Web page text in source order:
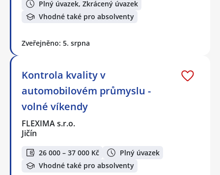
Plný úvazek, Zkrácený úvazek
Vhodné také pro absolventy
Zveřejněno: 5. srpna
Kontrola kvality v
automobilovém průmyslu -
volné víkendy
FLEXIMA s.r.o.
Jičín
26 000 – 37 000 Kč
Plný úvazek
Vhodné také pro absolventy